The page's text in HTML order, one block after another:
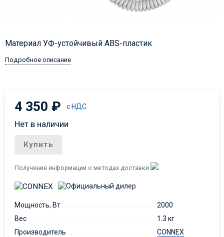
Материал УФ-устойчивый ABS-пластик
Подробное описание
4 350₽ с НДС
Нет в наличии
Купить
Получение информации о методах доставки
Мощность, Вт
2000
Вес
1.3 кг
Производитель
CONNEX